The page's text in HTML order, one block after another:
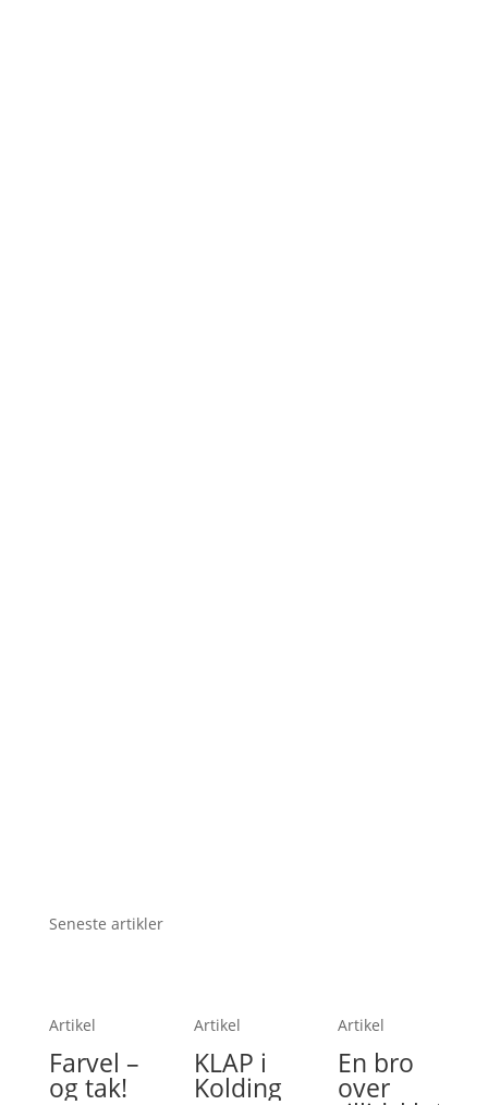
Seneste artikler
Artikel
Farvel –
og tak!
Artikel
KLAP i
Kolding
Artikel
En bro
over